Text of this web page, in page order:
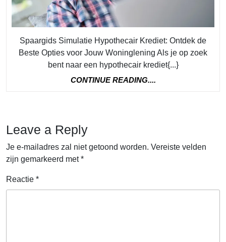
Spaargids Simulatie Hypothecair Krediet: Ontdek de
Beste Opties voor Jouw Woninglening Als je op zoek
bent naar een hypothecair krediet{...}
CONTINUE READING....
Leave a Reply
Je e-mailadres zal niet getoond worden. Vereiste velden
zijn gemarkeerd met*
Reactie *